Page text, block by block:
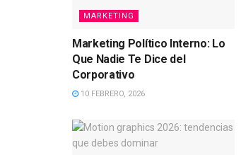
MARKETING
Marketing Político Interno: Lo
Que Nadie Te Dice del
Corporativo
10 FEBRERO, 2026